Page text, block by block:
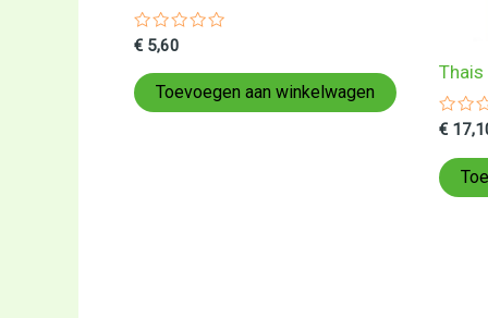
Gewaardeerd
uit
5
€ 5,60
Toevoegen aan winkelwagen
uit
5
€